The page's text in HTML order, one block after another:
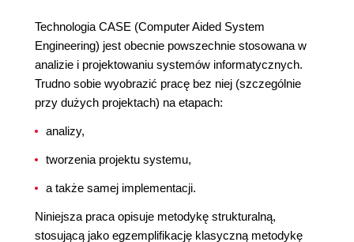
Technologia CASE (Computer Aided System
Engineering) jest obecnie powszechnie stosowana w
analizie i projektowaniu systemów informatycznych.
Trudno sobie wyobrazić pracę bez niej (szczególnie
przy dużych projektach) na etapach:
analizy,
tworzenia projektu systemu,
a także samej implementacji.
Niniejsza praca opisuje metodykę strukturalną,
stosującą jako egzemplifikację klasyczną metodykę